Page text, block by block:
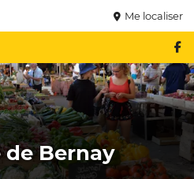
Me localiser
Bernay